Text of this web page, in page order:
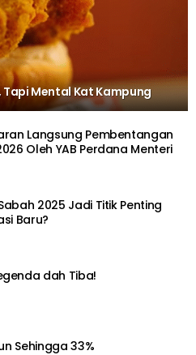
Mental Kat Kampung
Langsung Pembentangan
Oleh YAB Perdana Menteri
2025 Jadi Titik Penting
Baru?
dah Tiba!
Sehingga 33%